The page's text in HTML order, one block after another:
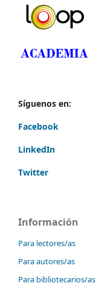
Síguenos en:
Facebook
LinkedIn
Twitter
Información
Para lectores/as
Para autores/as
Para bibliotecarios/as